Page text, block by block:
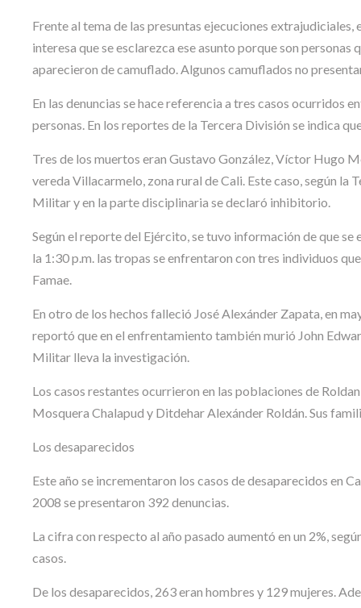
Frente al tema de las presuntas ejecuciones
interesa que se esclarezca ese asunto porque son personas
aparecieron de camuflado. Algunos camuflados no
En las denuncias se hace referencia a tres casos ocurridos
personas. En los reportes de la Tercera División se indica
Tres de los muertos eran Gustavo González, Víctor Hugo
vereda Villacarmelo, zona rural de Cali. Este caso, según la
Militar y en la parte disciplinaria se declaró inhibitorio.
Según el reporte del Ejército, se tuvo información de que
la 1:30 p.m. las tropas se enfrentaron con tres individuos
Famae.
En otro de los hechos falleció José Alexánder Zapata, en
reportó que en el enfrentamiento también murió John
Militar lleva la investigación.
Los casos restantes ocurrieron en las poblaciones de
Mosquera Chalapud y Ditdehar Alexánder Roldán. Sus
Los desaparecidos
Este año se incrementaron los casos de desaparecidos en
2008 se presentaron 392 denuncias.
La cifra con respecto al año pasado aumentó en un 2%,
casos.
De los desaparecidos, 263 eran hombres y 129 mujeres.